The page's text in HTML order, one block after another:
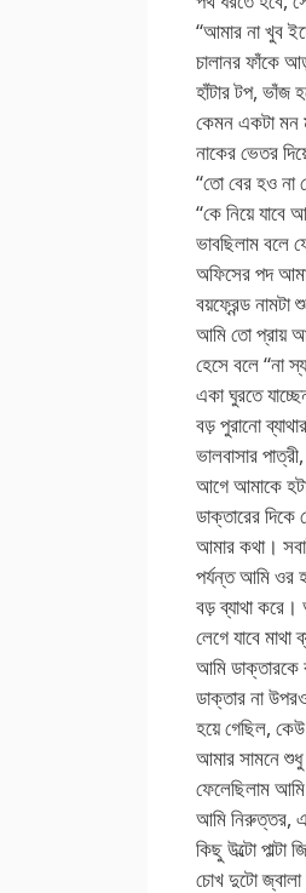
“আমার না খুব
চালানর ফাঁকে
হাঁটার টপ, ভাঁজ
কেমন একটা মন
নাকের ভেতর
“তো বের হও না
“কে নিয়ে যাবে
ভাবছিলাম বলে
অফিসের পদ
বয়ফ্রেন্ড
আমি তো প্রায়
হেসে বলে “না
একা ঘুরতে
বড় পুরানো
ভালবাসার
আগে আমাকে
ডাক্তারের
আমার কথা।
পর্যন্ত আমি ওর
বড় ব্যাথা
লেগে যাবে
আমি ডাক্তারকে
ডাক্তার না
হয়ে গেছিল,
আমার সামনে শুধু
ফেলেছিলাম
আমি নিরুত্তর,
কিছু উল্টো
চোখ দুটো জ্বালা